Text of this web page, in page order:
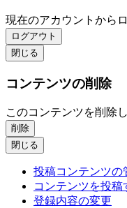
現在のアカウントから
ログアウト
閉じる
コンテンツの削除
このコンテンツを削除
削除
閉じる
投稿コンテンツの
コンテンツを投稿
登録内容の変更